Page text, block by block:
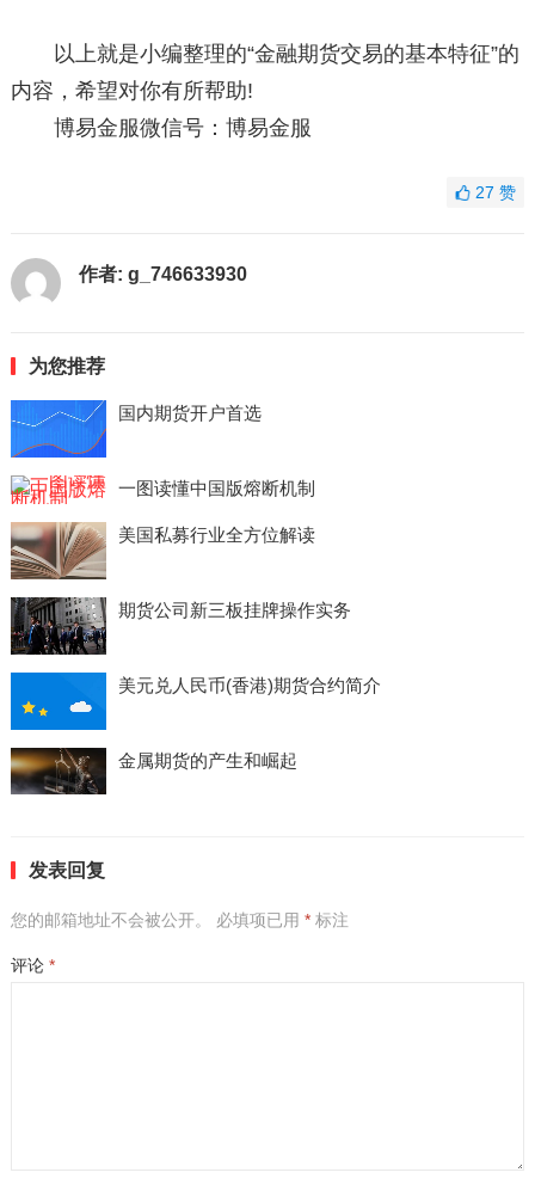
以上就是小编整理的“金融期货交易的基本特征”的
内容，希望对你有所帮助!
博易金服微信号：博易金服
27赞
作者: g_746633930
为您推荐
国内期货开户首选
一图读懂中国版熔断机制
美国私募行业全方位解读
期货公司新三板挂牌操作实务
美元兑人民币(香港)期货合约简介
金属期货的产生和崛起
发表回复
您的邮箱地址不会被公开。 必填项已用 *标注
评论 *